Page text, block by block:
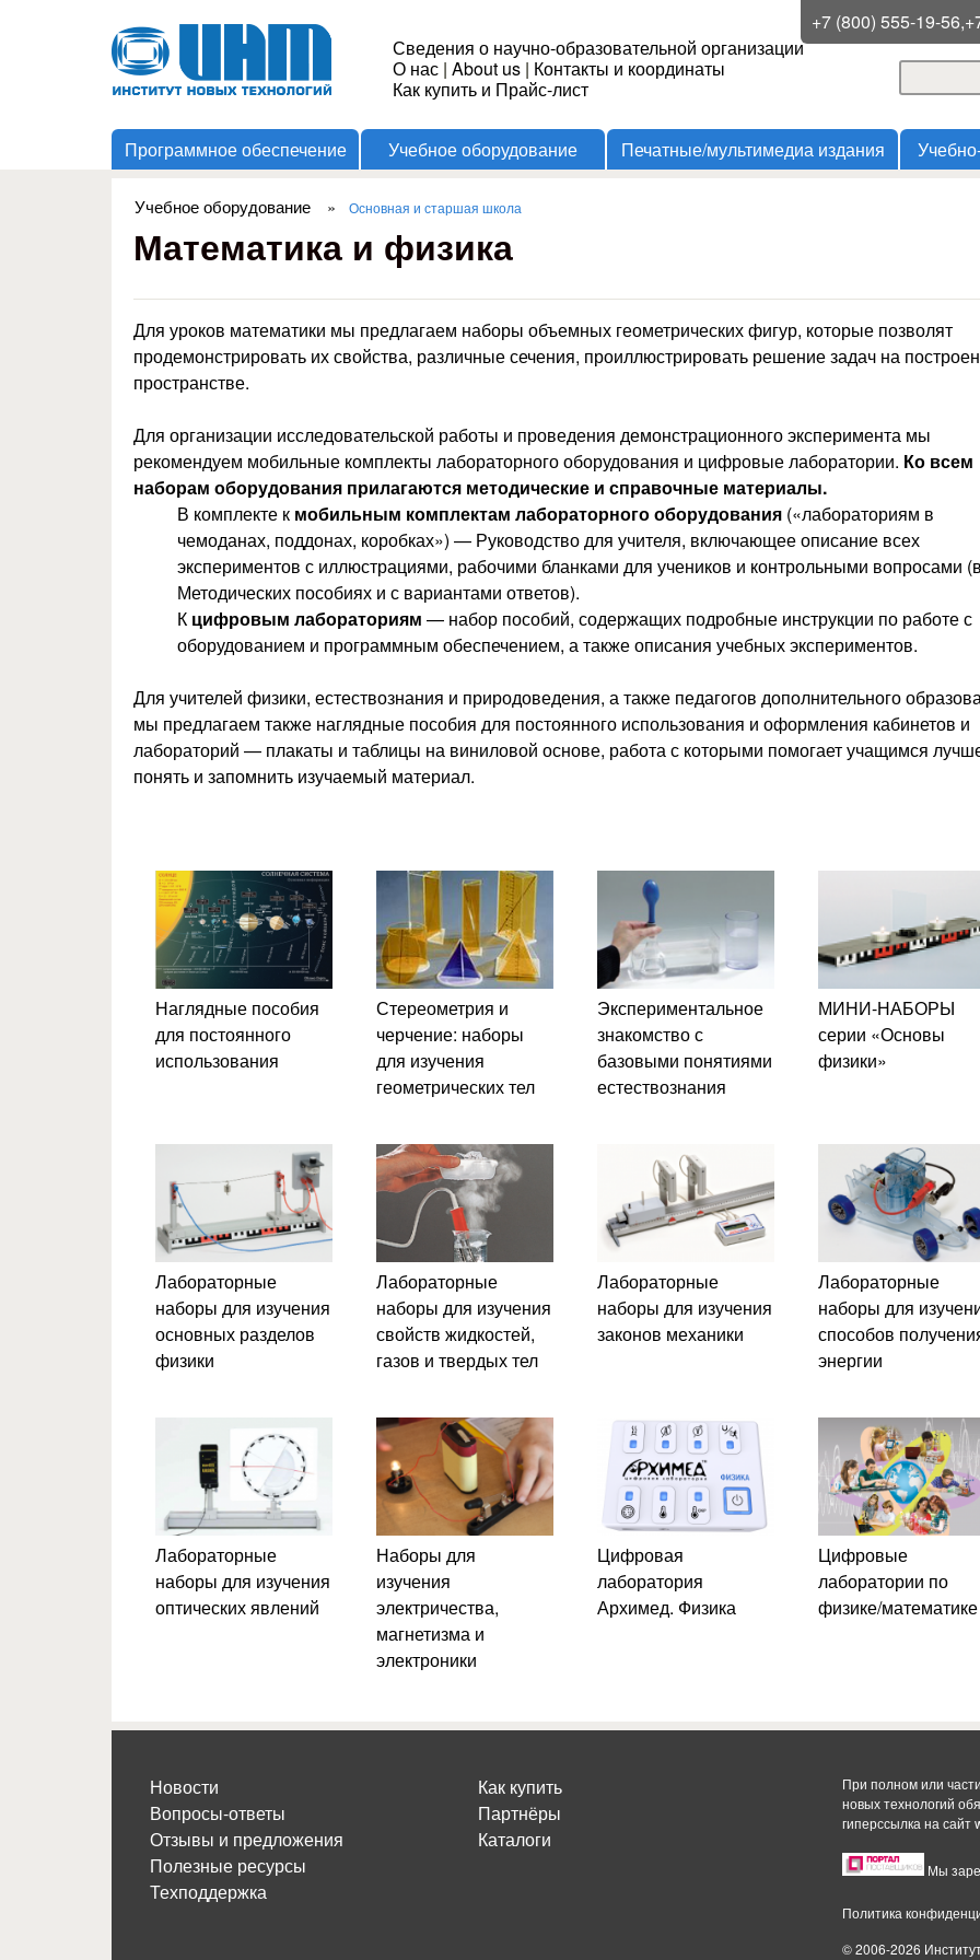
Перейти к основному
содержанию
+7 (800) 555-19-
Институт
Новых
Технологий
Сведения о научно-образовательной организации
О нас | About us | Контакты и координаты
Как купить и Прайс-лист
Программное обеспечение Учебное оборудование Печатные/мультимедиа издания
Вы здесь
Учебное оборудование » Основная и старшая школа
Математика и физика
Для уроков математики мы предлагаем наборы объемных геометрических фигур, которые позволят
продемонстрировать их свойства, различные сечения, проиллюстрировать решение задач на
пространстве.
Для организации исследовательской работы и проведения демонстрационного эксперимента мы
рекомендуем мобильные комплекты лабораторного оборудования и цифровые лаборатории. Ко всем
наборам оборудования прилагаются методические и справочные материалы.
В комплекте к мобильным комплектам лабораторного оборудования («лабораториям в
чемоданах, поддонах, коробках») — Руководство для учителя, включающее описание всех
экспериментов с иллюстрациями, рабочими бланками для учеников и контрольными вопросами
Методических пособиях и с вариантами ответов).
К цифровым лабораториям — набор пособий, содержащих подробные инструкции по работе с
оборудованием и программным обеспечением, а также описания учебных экспериментов.
Для учителей физики, естествознания и природоведения, а также педагогов дополнительного
мы предлагаем также наглядные пособия для постоянного использования и оформления кабинетов и
лабораторий — плакаты и таблицы на виниловой основе, работа с которыми помогает учащимся
понять и запомнить изучаемый материал.
Наглядные пособия
для постоянного
использования
Стереометрия и
черчение: наборы
для изучения
геометрических тел
Экспериментальное
знакомство с
базовыми понятиями
естествознания
МИНИ-НАБОРЫ
серии «Основы
физики»
Лабораторные
наборы для изучения
основных разделов
физики
Лабораторные
наборы для изучения
свойств жидкостей,
газов и твердых тел
Лабораторные
наборы для изучения
законов механики
Лабораторные
наборы для
способов
энергии
Лабораторные
наборы для изучения
оптических явлений
Наборы для
изучения
электричества,
магнетизма и
электроники
Цифровая
лаборатория
Архимед. Физика
Цифровые
лаборатории по
физике/математике
Новости
Вопросы-ответы
Отзывы и предложения
Полезные ресурсы
Техподдержка
Как купить
Партнёры
Каталоги
При полном или
новых технологий
гиперссылка на сайт
Мы
Политика
© 2006-2026